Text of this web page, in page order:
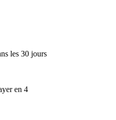
les 30 jours
en 4